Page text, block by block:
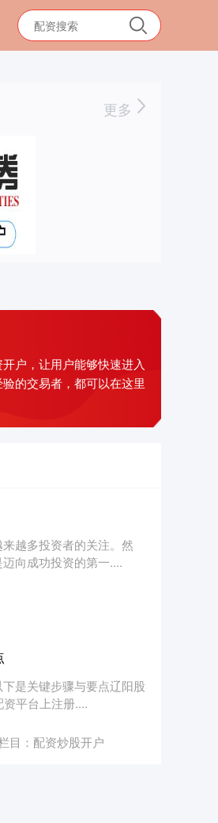
更多
户，让用户能够快速进入
的交易者，都可以在这里
越多投资者的关注。然
向成功投资的第一....
是关键步骤与要点辽阳股
平台上注册....
目： 配资炒股开户